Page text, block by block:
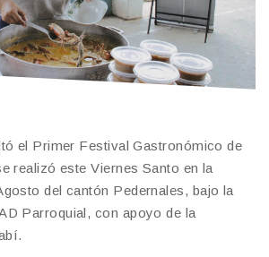
el Primer Festival Gastronómico de
realizó este Viernes Santo en la
del cantón Pedernales, bajo la
Parroquial, con apoyo de la